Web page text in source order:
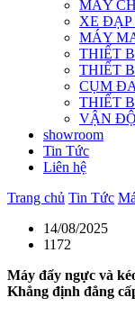
MÁY
XE ĐẠP
MÁY
THIẾT
THIẾT
CỤM
THIẾT
VẬN
showroom
Tin Tức
Liên hệ
Trang chủ Tin Tức
14/08/2025
1172
Máy đẩy ngực và
Khẳng định đẳng